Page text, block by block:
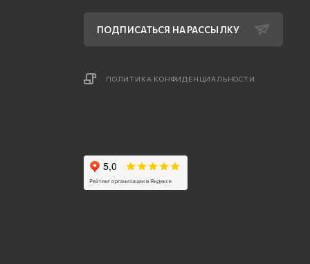
ПОДПИСАТЬСЯ НА РАССЫЛКУ
ПОЛИТИКА КОНФИДЕНЦИАЛЬНОСТИ